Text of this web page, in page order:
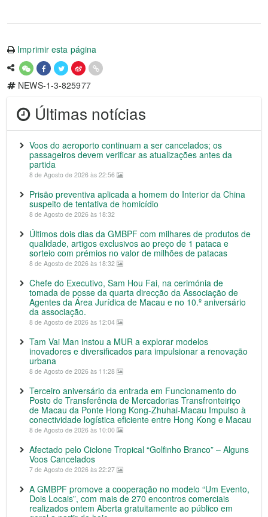
Imprimir esta página
NEWS-1-3-825977
Últimas notícias
Voos do aeroporto continuam a ser cancelados; os
passageiros devem verificar as atualizações antes da
partida
8 de Agosto de 2026 às 22:56
Prisão preventiva aplicada a homem do Interior da China
suspeito de tentativa de homicídio
8 de Agosto de 2026 às 18:32
Últimos dois dias da GMBPF com milhares de produtos de
qualidade, artigos exclusivos ao preço de 1 pataca e
sorteio com prémios no valor de milhões de patacas
8 de Agosto de 2026 às 18:32
Chefe do Executivo, Sam Hou Fai, na cerimónia de
tomada de posse da quarta direcção da Associação de
Agentes da Área Jurídica de Macau e no 10.º aniversário
da associação.
8 de Agosto de 2026 às 12:04
Tam Vai Man instou a MUR a explorar modelos
inovadores e diversificados para impulsionar a renovação
urbana
8 de Agosto de 2026 às 11:28
Terceiro aniversário da entrada em Funcionamento do
Posto de Transferência de Mercadorias Transfronteiriço
de Macau da Ponte Hong Kong-Zhuhai-Macau Impulso à
conectividade logística eficiente entre Hong Kong e Macau
8 de Agosto de 2026 às 10:00
Afectado pelo Ciclone Tropical “Golfinho Branco” – Alguns
Voos Cancelados
7 de Agosto de 2026 às 22:27
A GMBPF promove a cooperação no modelo “Um Evento,
Dois Locais”, com mais de 270 encontros comerciais
realizados ontem Aberta gratuitamente ao público em